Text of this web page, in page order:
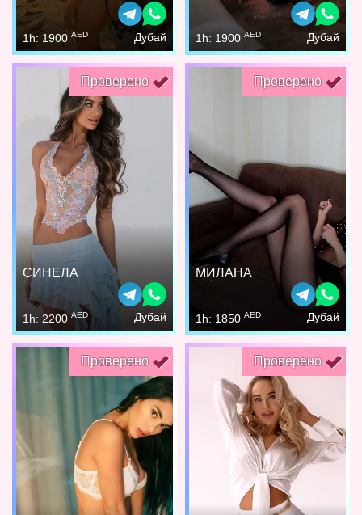
1h: 1900 AED Дубай 1h: 1900 AED Дубай
Проверено
СИНЕЛА
1h: 2200AED Дубай
Проверено
МИЛАНА
1h: 1850 AED Дубай
Проверено Проверено